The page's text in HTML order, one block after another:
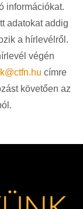
információkat.
adatokat addig
a hírlevélről.
végén
címre
követően az